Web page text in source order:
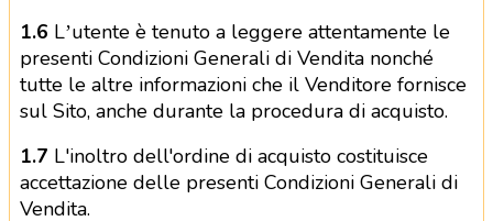
1.6 L’utente è tenuto a leggere attentamente le
presenti Condizioni Generali di Vendita nonché
tutte le altre informazioni che il Venditore fornisce
sul Sito, anche durante la procedura di acquisto.
1.7 L'inoltro dell'ordine di acquisto costituisce
accettazione delle presenti Condizioni Generali di
Vendita.